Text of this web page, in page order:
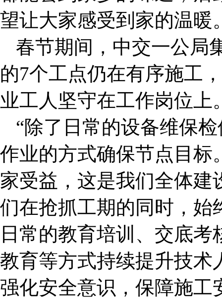
望让大家感受到家的温暖
春节期间，中交一公局
的7个工点仍在有序施工
业工人坚守在工作岗位上
“除了日常的设备维保
作业的方式确保节点目标
家受益，这是我们全体建
们在抢抓工期的同时，始
日常的教育培训、交底
教育等方式持续提升技术
强化安全意识，保障施工